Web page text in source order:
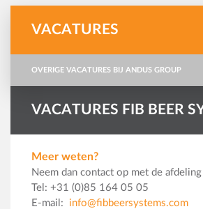
VACATURES
OVERIGE VACATURES BIJ ANDUS GROUP
VACATURES FIB BEER
Meer weten?
Neem dan contact op met de
Tel: +31 (0)85 164 05 05
E-mail: info@fibbeersystems.com